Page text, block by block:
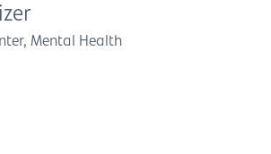
Mental Health